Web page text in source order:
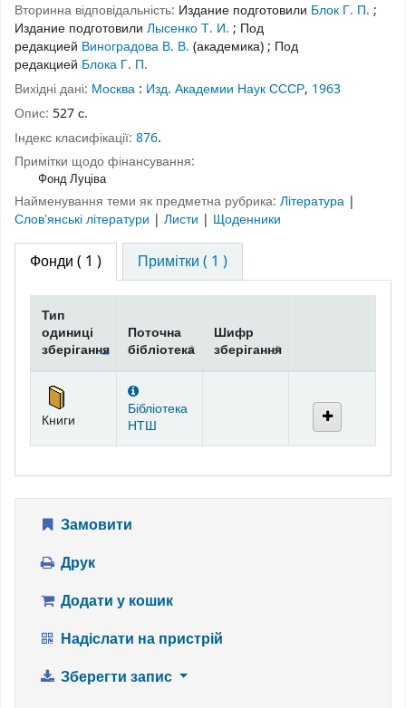
Вторинна відповідальність: Издание подготовили Блок Г. П. ;
Издание подготовили Лысенко Т. И. ; Под
редакцией Виноградова В. В. (академика); Под
редакцией Блока Г. П.
Вихідні дані: Москва : Изд. Академии Наук СССР, 1963
Опис: 527 с.
Індекс класифікації: 876.
Примітки щодо фінансування:
Фонд Луціва
Найменування теми як предметна рубрика: Література |
Словʼянські літератури | Листи | Щоденники
Фонди ( 1 ) Примітки ( 1 )
Фонди
Тип
одиниці
зберігання
Поточна
бібліотека
Шифр
зберігання
Книги
Бібліотека
НТШ
Замовити
Друк
Додати у кошик
Надіслати на пристрій
Зберегти запис